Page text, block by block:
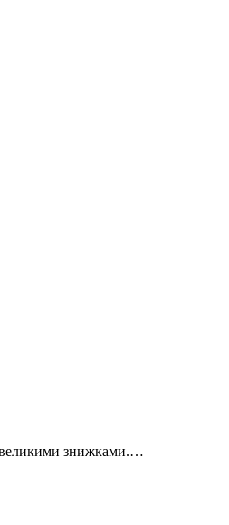
великими знижками.…